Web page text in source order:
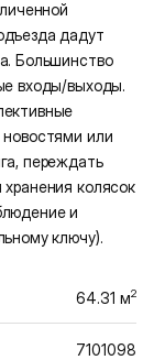
дадут
Большинство
входы/выходы.
или
переждать
колясок
и
ключу).
64.31 м2
7101098